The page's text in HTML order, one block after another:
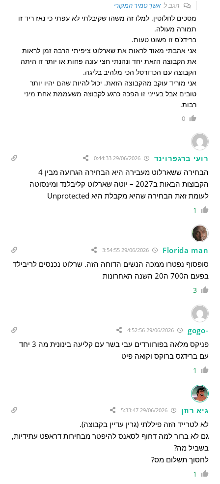
הגב לאשך טמיר המקורי
מסכים לחלוטין. למלו זה משהו שקיבלתי לא עפתי כי נאז ריד זו
תמורה מעולה.
ברידג'ס זו פשוט טעות.
אני אהבתי מאוד לראות את שארלוט ציפיתי הרבה זמן לראות
את הקבוצה הזאת יחד ונהנתי חצי עונה פחות או יותר זו היתה
הקבוצה עם הכדורסל הכי מלהיב בליגה.
אני מוריד עוקב מהקבוצה הזאת. יכול להיות שהם יהיו יותר
טובים אבל בעייני זו הפכה כרגע לקבוצה משעממת אחת מיני
רבות.
0
רועי ברגפרוינד 29/06/2026 0:44:33
הבחירה ששארלוט מעבירה היא הבחירה הגרועה מבין 4
הקבוצות הבאות ב2027 – יוטה שארלוט קליבלנד ומינסוטה
לעומת זאת הבחירה שהיא מקבלת היא Unprotected
1
Florida man
29/06/2026 3:54:55
סופסוף נפטרו ממכה הנשים הדוחה הזה. שרלוט נכנסים לריבילד
בפעם ה700 ה20 השנה האחרונות
3
-gogo
פניקס מלאה בפורוורדים עבי בשר עם קליעה בינונית מה 3 יחד
עם ברידגס ברוקס וקואה פיט
1
גיא רוזן 29/06/2026 5:33:47
לא לטרייד הזה פיללתי (גרין עדיין בקבוצה).
גם לא ברור למה דחוף לסאנס להיפטר מבחירות דראפט עתידיות,
בשביל מה?
לחסוך תשלום מס?
1